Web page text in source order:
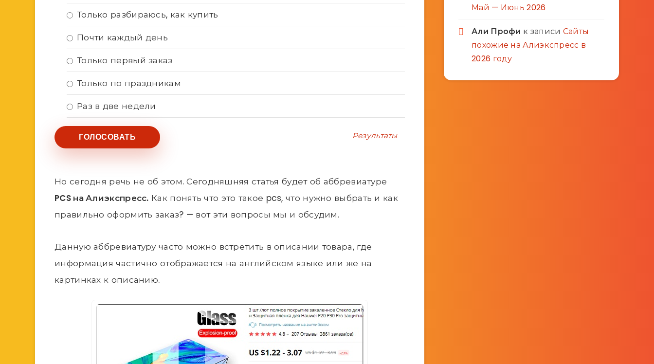
Только разбираюсь, как купить
Почти каждый день
Только первый заказ
Только по праздникам
Раз в две недели
Результаты
Но сегодня речь не об этом. Сегодняшняя статья будет об аббревиатуре
PCS на Алиэкспресс. Как понять что это такое pcs, что нужно выбрать и как
правильно оформить заказ? — вот эти вопросы мы и обсудим.
Данную аббревиатуру часто можно встретить в описании товара, где
информация частично отображается на английском языке или же на
картинках к описанию.
Май — Июнь 2026
Али Профи к записи Сайты
похожие на Алиэкспресс в
2026 году